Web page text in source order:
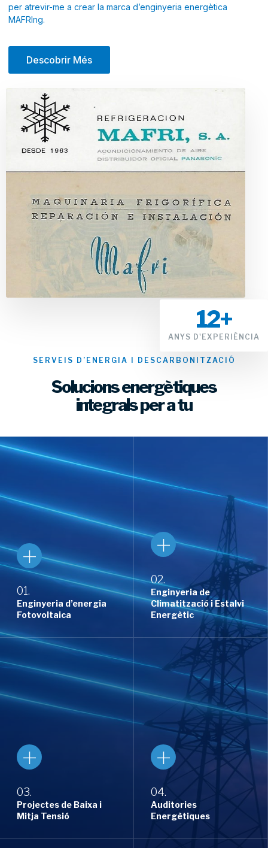
per atrevir-me a crear la marca d’enginyeria energètica
MAFRIng.
Descobrir Més
ANYS D'EXPERIÈNCIA
12+
SERVEIS D’ENERGIA I DESCARBONITZACIÓ
Solucions energètiques
integrals per a tu
01.
Enginyeria d’energia
Fotovoltaica
01. Enginyeria d’energia
Fotovoltaica
Disseny d’instal·lacions
disseny, càlculs, enginyeria,
tràmits i permisos.
Aprendre més
02.
Enginyeria de
Climatització i Estalvi
Energètic
02. Enginyeria de
Climatització i Estalvi
Energètic
Càlcul de càrregues edificis,
simulació consum d’edificis,
selecció d’equipament,
redacció de projecte i
legalització.
Aprendre més
03.
Projectes de Baixa i
Mitja Tensió
04.
Auditories
Energètiques